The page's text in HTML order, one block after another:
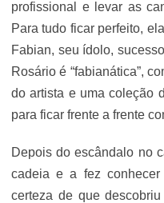
profissional e levar as
Para tudo ficar perfeito,
Fabian, seu ídolo,
Rosário é “fabianática”,
do artista e uma coleção
para ficar frente a frente
Depois do escândalo no
cadeia e a fez
certeza de que